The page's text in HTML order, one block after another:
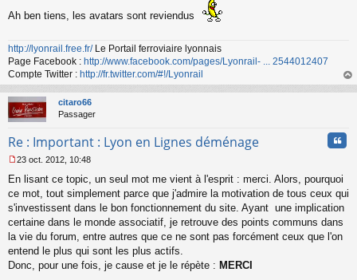
s
g
e
n
o
n
l
u
Ah ben tiens, les avatars sont reviendus
http://lyonrail.free.fr/Le Portail ferroviaire lyonnais
Page Facebook : http://www.facebook.com/pages/Lyonrail- ... 2544012407
Compte Twitter : http://fr.twitter.com/#!/Lyonrail
au
citaro66
Passager
Re : Important : Lyon en Lignes déménage
e
s
s
g
e
n
o
23 oct. 2012, 10:48
En lisant ce topic, un seul mot me vient à l'esprit : merci. Alors, pourquoi
ce mot, tout simplement parce que j'admire la motivation de tous ceux qui
s'investissent dans le bon fonctionnement du site. Ayant une implication
certaine dans le monde associatif, je retrouve des points communs dans
la vie du forum, entre autres que ce ne sont pas forcément ceux que l'on
entend le plus qui sont les plus actifs.
Donc, pour une fois, je cause et je le répète : MERCI